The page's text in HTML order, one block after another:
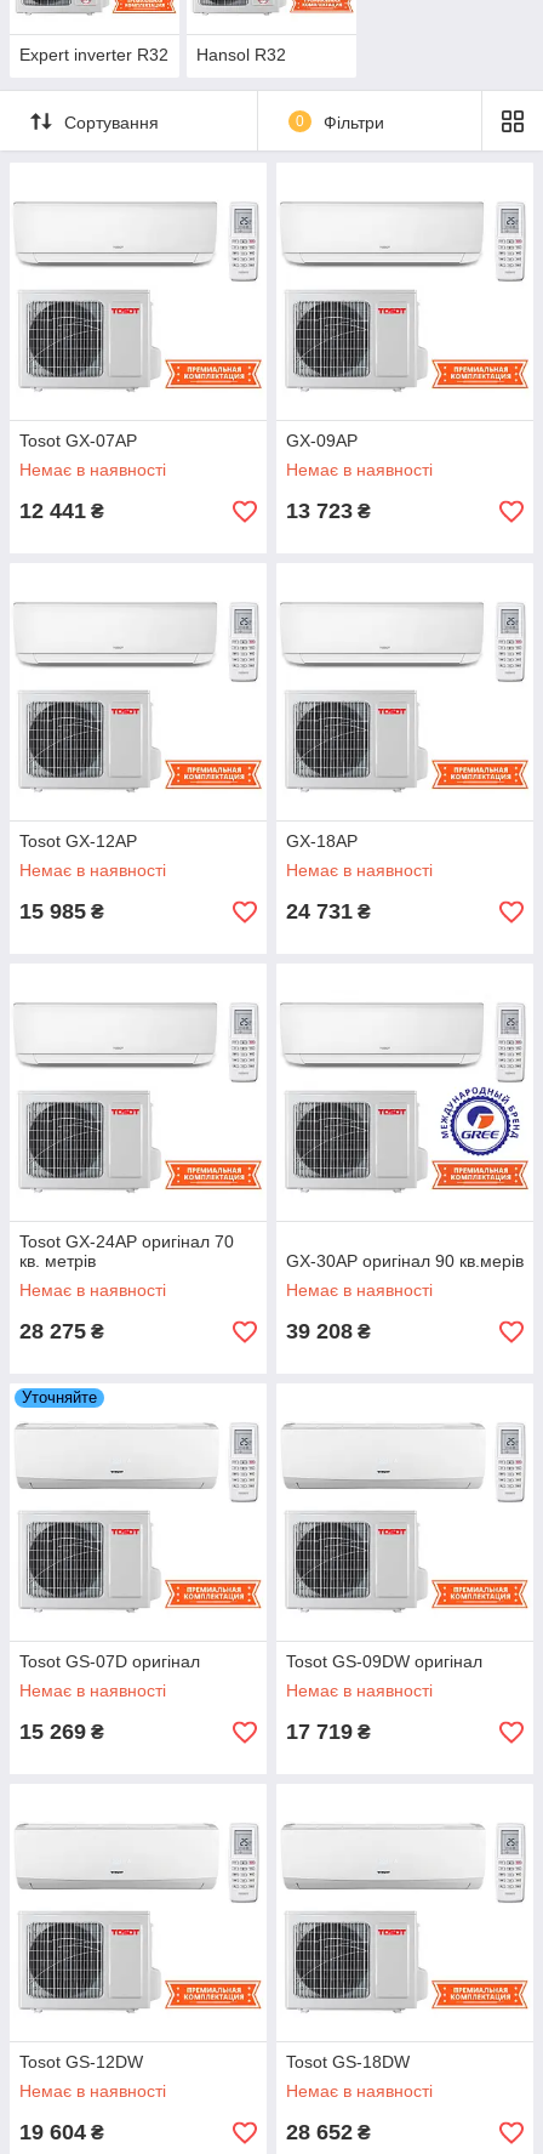
Expert inverter R32 Hansol R32
Сортування 0 Фільтри
Tosot GX-07AP
Немає в наявності
12 441 ₴
GX-09AP
Немає в наявності
13 723 ₴
Tosot GX-12AP
Немає в наявності
15 985 ₴
GX-18AP
Немає в наявності
24 731 ₴
Tosot GX-24AP оригінал 70
кв. метрів
Немає в наявності
28 275 ₴
GX-30AP оригінал 90 кв.мерів
Немає в наявності
39 208 ₴
Уточняйте
Tosot GS-07D оригінал
Немає в наявності
15 269 ₴
Tosot GS-09DW оригінал
Немає в наявності
17 719 ₴
Tosot GS-12DW
Немає в наявності
19 604 ₴
Tosot GS-18DW
Немає в наявності
28 652 ₴